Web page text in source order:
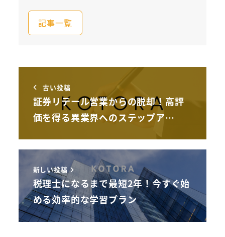
記事一覧
古い投稿
証券リテール営業からの脱却！高評
価を得る異業界へのステップア…
新しい投稿
税理士になるまで最短2年！今すぐ始
める効率的な学習プラン